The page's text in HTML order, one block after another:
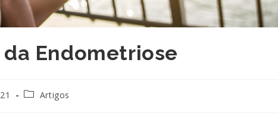
Endometriose
Categoria
Artigos